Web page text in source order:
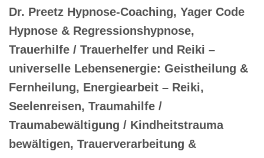
Dr. Preetz Hypnose-Coaching, Yager Code
Hypnose & Regressionshypnose,
Trauerhilfe / Trauerhelfer und Reiki –
universelle Lebensenergie: Geistheilung &
Fernheilung, Energiearbeit – Reiki,
Seelenreisen, Traumahilfe /
Traumabewältigung / Kindheitstrauma
bewältigen, Trauerverarbeitung &